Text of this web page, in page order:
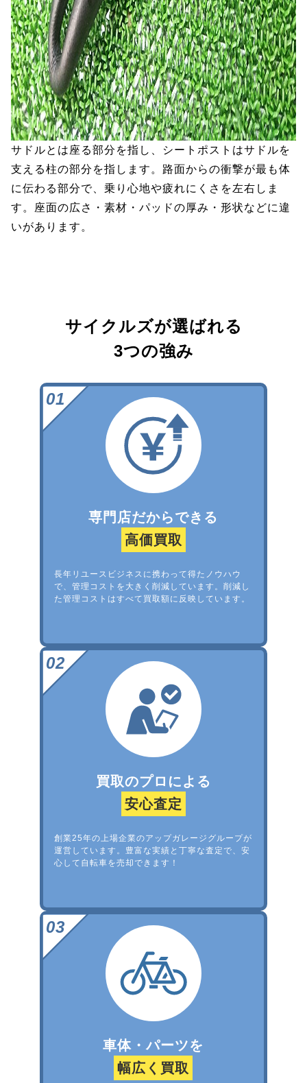
サドルとは座る部分を指し、シートポストはサドルを
支える柱の部分を指します。路面からの衝撃が最も体
に伝わる部分で、乗り心地や疲れにくさを左右しま
す。座面の広さ・素材・パッドの厚み・形状などに違
いがあります。
サイクルズが選ばれる
3つの強み
専門店だからできる
高価買取
長年リユースビジネスに携わって得たノウハウ
で、管理コストを大きく削減しています。削減し
た管理コストはすべて買取額に反映しています。
買取のプロによる
安心査定
創業25年の上場企業のアップガレージグループが
運営しています。豊富な実績と丁寧な査定で、安
心して自転車を売却できます！
車体・パーツを
幅広く買取